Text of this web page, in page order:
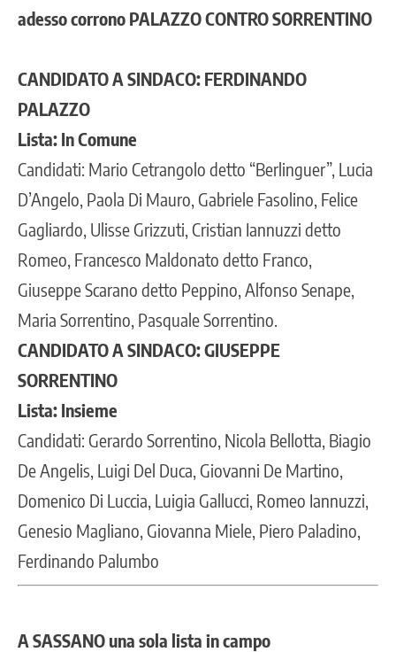
adesso corrono PALAZZO CONTRO SORRENTINO
CANDIDATO A SINDACO: FERDINANDO
PALAZZO
Lista: In Comune
Candidati: Mario Cetrangolo detto “Berlinguer”, Lucia
D’Angelo, Paola Di Mauro, Gabriele Fasolino, Felice
Gagliardo, Ulisse Grizzuti, Cristian Iannuzzi detto
Romeo, Francesco Maldonato detto Franco,
Giuseppe Scarano detto Peppino, Alfonso Senape,
Maria Sorrentino, Pasquale Sorrentino.
CANDIDATO A SINDACO: GIUSEPPE
SORRENTINO
Lista: Insieme
Candidati: Gerardo Sorrentino, Nicola Bellotta, Biagio
De Angelis, Luigi Del Duca, Giovanni De Martino,
Domenico Di Luccia, Luigia Gallucci, Romeo Iannuzzi,
Genesio Magliano, Giovanna Miele, Piero Paladino,
Ferdinando Palumbo
A SASSANO una sola lista in campo